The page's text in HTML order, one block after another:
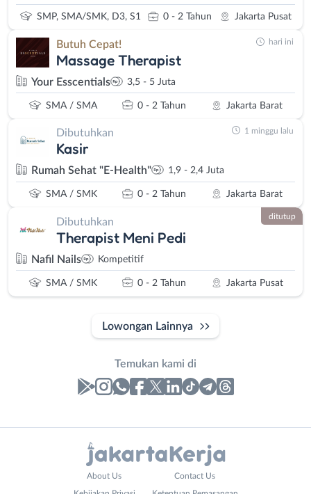
SMP, SMA/SMK, D3, S1 0 - 2 Tahun Jakarta Pusat
Butuh Cepat!
Massage Therapist
Your Esscentials 3,5 - 5 Juta
SMA / SMA 0 - 2 Tahun Jakarta Barat
hari ini
Dibutuhkan
Kasir
Rumah Sehat "E-Health" 1,9 - 2,4 Juta
SMA / SMK 0 - 2 Tahun Jakarta Barat
1 minggu lalu
Dibutuhkan
Therapist Meni Pedi
Nafil Nails Kompetitif
SMA / SMK 0 - 2 Tahun Jakarta Pusat
ditutup
Lowongan Lainnya
Temukan kami di
About Us Contact Us